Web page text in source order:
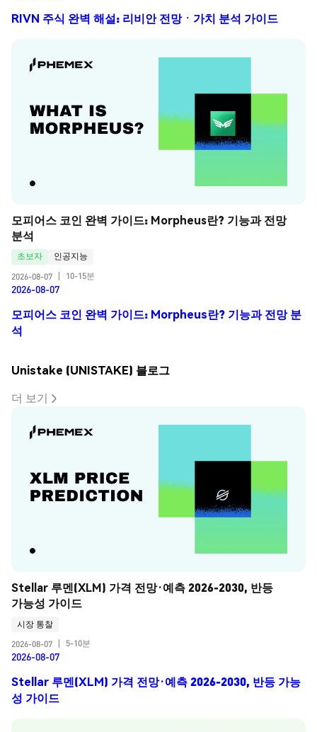
RIVN 주식 완벽 해설: 리비안 전망ㆍ가치 분석 가이드
모피어스 코인 완벽 가이드: Morpheus란? 기능과 전망
분석
초보자
인공지능
2026-08-07
10-15분
2026-08-07
모피어스 코인 완벽 가이드: Morpheus란? 기능과 전망 분
석
Unistake (UNISTAKE) 블로그
더 보기
Stellar 루멘(XLM) 가격 전망·예측 2026-2030, 반등
가능성 가이드
시장 통찰
2026-08-07
5-10분
2026-08-07
Stellar 루멘(XLM) 가격 전망·예측 2026-2030, 반등 가능
성 가이드